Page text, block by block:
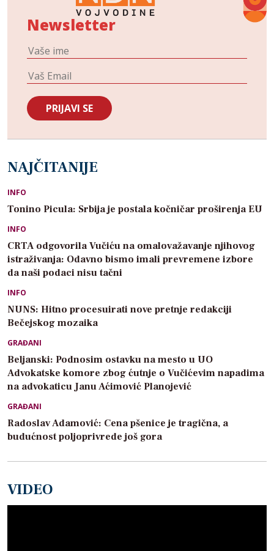
Newsletter
NAJČITANIJE
INFO
Tonino Picula: Srbija je postala kočničar proširenja EU
INFO
CRTA odgovorila Vučiću na omalovažavanje njihovog
istraživanja: Odavno bismo imali prevremene izbore
da naši podaci nisu tačni
INFO
NUNS: Hitno procesuirati nove pretnje redakciji
Bečejskog mozaika
GRAĐANI
Beljanski: Podnosim ostavku na mesto u UO
Advokatske komore zbog ćutnje o Vučićevim napadima
na advokaticu Janu Aćimović Planojević
GRAĐANI
Radoslav Adamović: Cena pšenice je tragična, a
budućnost poljoprivrede još gora
VIDEO